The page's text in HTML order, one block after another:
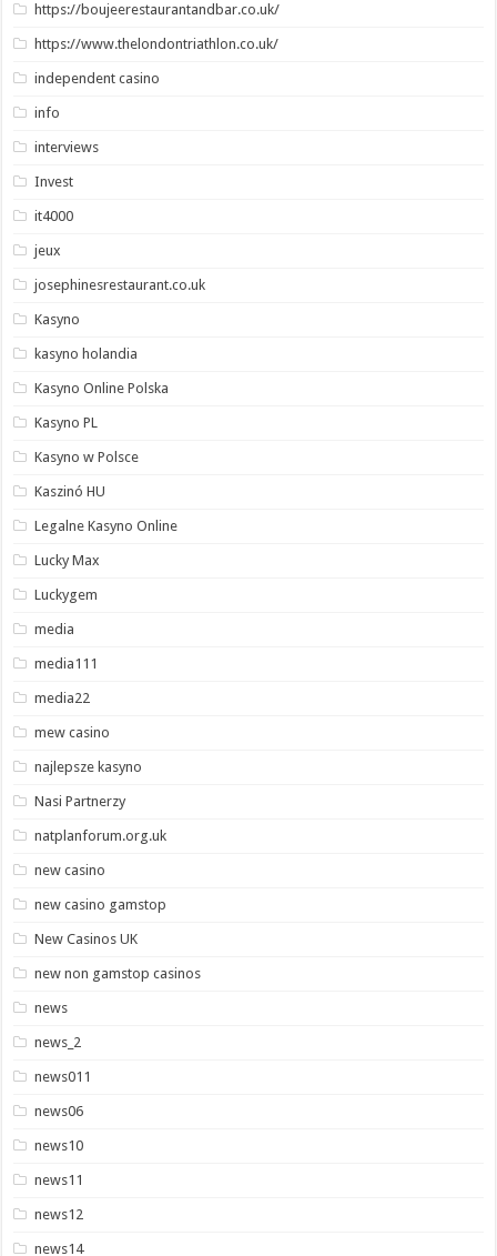
https://boujeerestaurantandbar.co.uk/
https://www.thelondontriathlon.co.uk/
independent casino
info
interviews
Invest
it4000
jeux
josephinesrestaurant.co.uk
Kasyno
kasyno holandia
Kasyno Online Polska
Kasyno PL
Kasyno w Polsce
Kaszinó HU
Legalne Kasyno Online
Lucky Max
Luckygem
media
media111
media22
mew casino
najlepsze kasyno
Nasi Partnerzy
natplanforum.org.uk
new casino
new casino gamstop
New Casinos UK
new non gamstop casinos
news
news_2
news011
news06
news10
news11
news12
news14